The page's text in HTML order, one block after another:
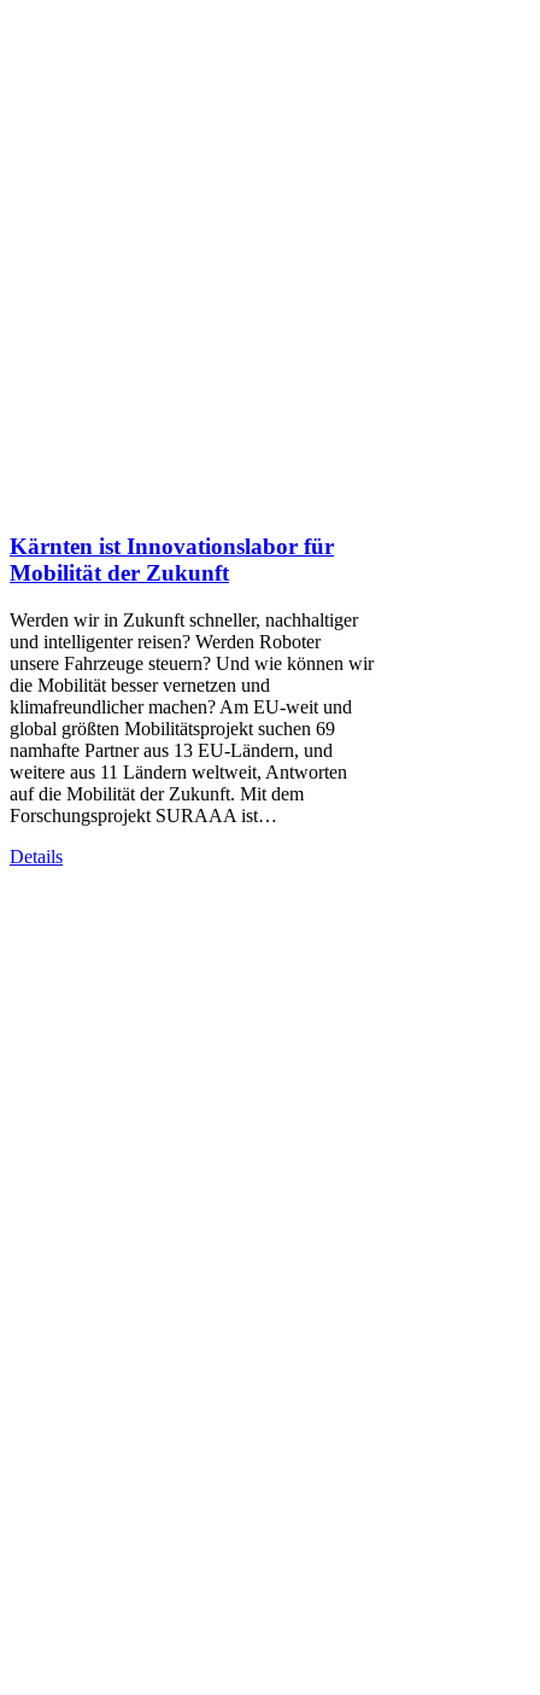
Kärnten ist Innovationslabor für
Mobilität der Zukunft
Werden wir in Zukunft schneller, nachhaltiger
und intelligenter reisen? Werden Roboter
unsere Fahrzeuge steuern? Und wie können wir
die Mobilität besser vernetzen und
klimafreundlicher machen? Am EU-weit und
global größten Mobilitätsprojekt suchen 69
namhafte Partner aus 13 EU-Ländern, und
weitere aus 11 Ländern weltweit, Antworten
auf die Mobilität der Zukunft. Mit dem
Forschungsprojekt SURAAA ist…
Details